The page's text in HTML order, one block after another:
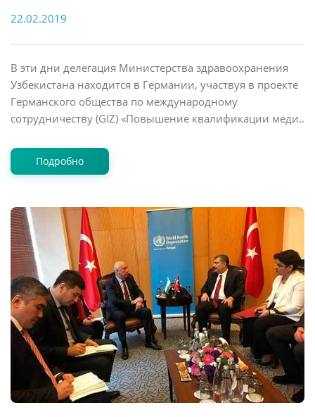
22.02.2019
В эти дни делегация Министерства здравоохранения
Узбекистана находится в Германии, участвуя в проекте
Германского общества по международному
сотрудничеству (GIZ) «Повышение квалификации меди..
Подробно